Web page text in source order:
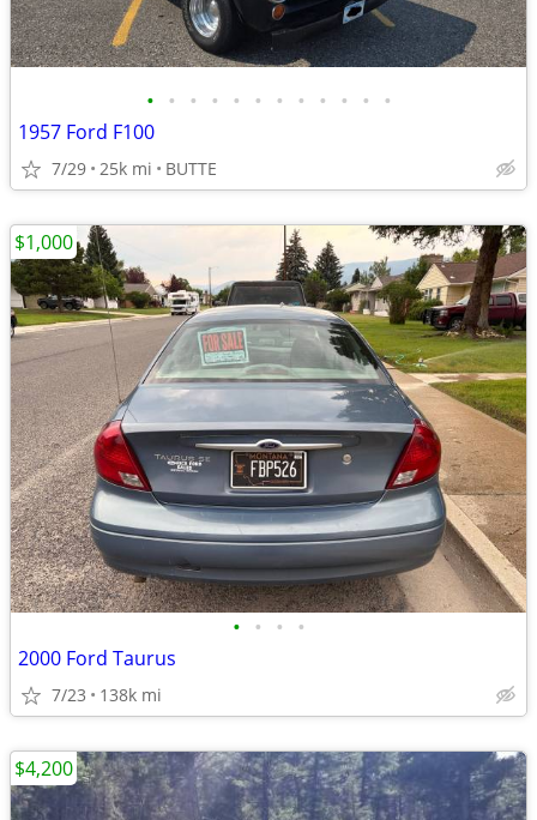
• • • • • • • • • • • •
1957 Ford F100
7/29 25k mi BUTTE
• • • •
2000 Ford Taurus
7/23 138k mi
$1,000
$4,200